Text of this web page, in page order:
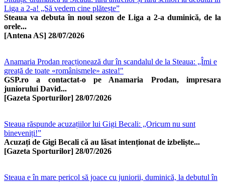
Liga a 2-a! „Să vedem cine plătește”
Steaua va debuta în noul sezon de Liga a 2-a duminică, de la
orele...
[Antena AS] 28/07/2026
Anamaria Prodan reacționează dur în scandalul de la Steaua: „Îmi e
greață de toate «românismele» astea!"
GSP.ro a contactat-o pe Anamaria Prodan, impresara
juniorului David...
[Gazeta Sporturilor] 28/07/2026
Steaua răspunde acuzațiilor lui Gigi Becali: „Oricum nu sunt
bineveniți!”
Acuzați de Gigi Becali că au lăsat intenționat de izbeliște...
[Gazeta Sporturilor] 28/07/2026
Steaua e în mare pericol să joace cu juniorii, duminică, la debutul în